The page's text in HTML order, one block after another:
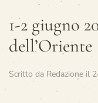
1-2 giugno
dell’Oriente
Scritto da Redazione il